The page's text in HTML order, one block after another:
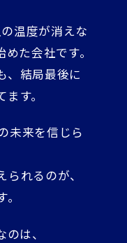
温度が消えな
た会社です。
、結局最後に
す。
未来を信じら
れるのが、
は、